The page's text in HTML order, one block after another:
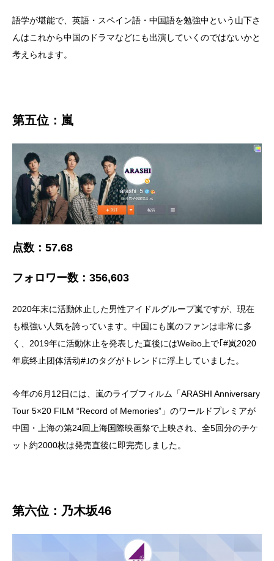
語学が堪能で、英語・スペイン語・中国語を勉強中という山下さ
んはこれから中国のドラマなどにも出演していくのではないかと
考えられます。
第五位：嵐
点数：57.68
フォロワー数：356,603
2020年末に活動休止した男性アイドルグループ嵐ですが、現在
も根強い人気を誇っています。中国にも嵐のファンは非常に多
く、2019年に活動休止を発表した直後にはWeibo上で｢#岚2020
年底终止团体活动#｣のタグがトレンドに浮上していました。
今年の6月12日には、嵐のライブフィルム「ARASHI Anniversary
Tour 5×20 FILM “Record of Memories”」のワールドプレミアが
中国・上海の第24回上海国際映画祭で上映され、全5回分のチケ
ット約2000枚は発売直後に即完売しました。
第六位：乃木坂46